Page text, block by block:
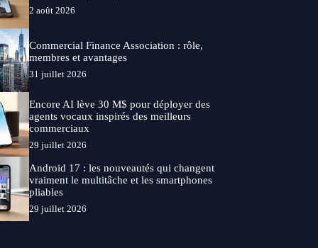
2 août 2026
Commercial Finance Association : rôle,
membres et avantages
31 juillet 2026
Encore AI lève 30 M$ pour déployer des
agents vocaux inspirés des meilleurs
commerciaux
29 juillet 2026
Android 17 : les nouveautés qui changent
vraiment le multitâche et les smartphones
pliables
29 juillet 2026